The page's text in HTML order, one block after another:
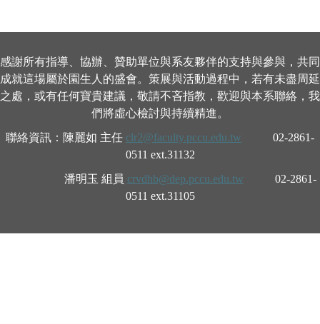
感謝所有指導、協辦、贊助單位與系友夥伴的支持與參與，共同
成就這場屬於園生人的盛會。策展與活動過程中，若有未盡周延
之處，或有任何寶貴建議，敬請不吝指教，歡迎與本系聯絡，我
們將虛心檢討與持續精進。
聯絡資訊：陳麗如 主任 clr2@faculty.pccu.edu.tw
02-2861-
0511 ext.31132
潘明玉 組員 crvdhb@dep.pccu.edu.tw
02-2861-
0511 ext.31105